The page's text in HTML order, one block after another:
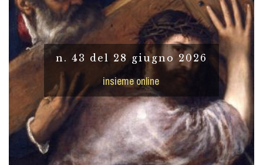
n. 43 del 28 giugno 2026
insieme online